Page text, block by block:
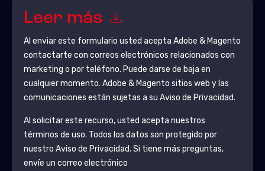
Leer más
Al enviar este formulario usted acepta Adobe & Magento
contactarte con correos electrónicos relacionados con
marketing o por teléfono. Puede darse de baja en
cualquier momento. Adobe & Magento sitios web y las
comunicaciones están sujetas a su Aviso de Privacidad.
Al solicitar este recurso, usted acepta nuestros
términos de uso. Todos los datos son protegido por
nuestro Aviso de Privacidad. Si tiene más preguntas,
envíe un correo electrónico